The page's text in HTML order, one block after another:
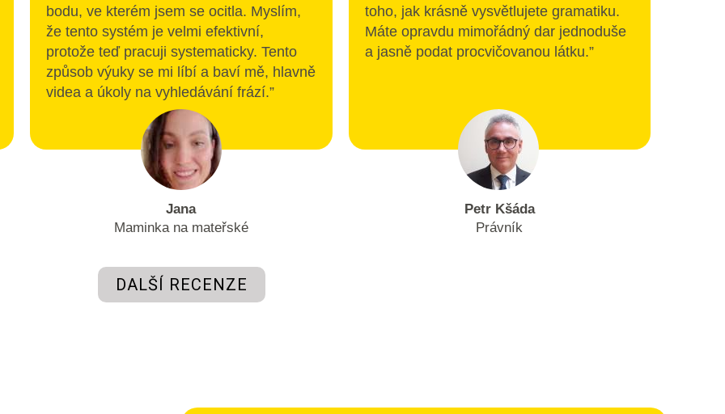
bodu, ve kterém jsem se ocitla. Myslím,
že tento systém je velmi efektivní,
protože teď pracuji systematicky. Tento
způsob výuky se mi líbí a baví mě, hlavně
videa a úkoly na vyhledávání frází.”
Jana
Maminka na mateřské
toho, jak krásně vysvětlujete gramatiku.
Máte opravdu mimořádný dar jednoduše
a jasně podat procvičovanou látku.”
Petr Kšáda
Právník
DALŠÍ RECENZE